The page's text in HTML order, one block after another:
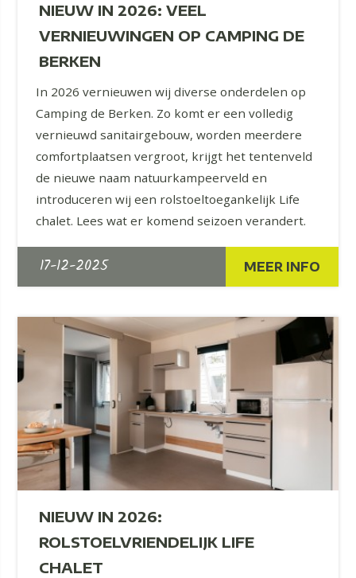
NIEUW IN 2026: VEEL
VERNIEUWINGEN OP CAMPING DE
BERKEN
In 2026 vernieuwen wij diverse onderdelen op
Camping de Berken. Zo komt er een volledig
vernieuwd sanitairgebouw, worden meerdere
comfortplaatsen vergroot, krijgt het tentenveld
de nieuwe naam natuurkampeerveld en
introduceren wij een rolstoeltoegankelijk Life
chalet. Lees wat er komend seizoen verandert.
17-12-2025 MEER INFO
NIEUW IN 2026:
ROLSTOELVRIENDELIJK LIFE
CHALET